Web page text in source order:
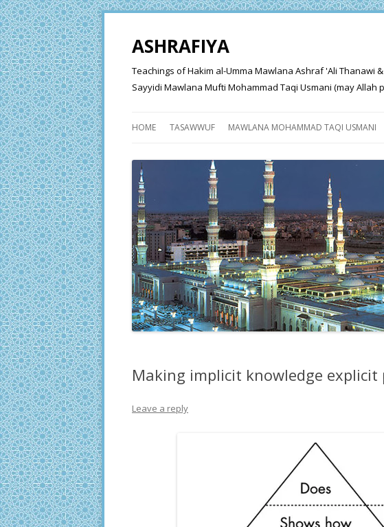
ASHRAFIYA
Teachings of Hakim al-Umma Mawlana Ashraf 'Ali Thanawi
Sayyidi Mawlana Mufti Mohammad Taqi Usmani (may
HOME TASAWWUF MAWLANA MOHAMMAD TAQI USMANI
Making implicit knowledge explicit
Leave a reply